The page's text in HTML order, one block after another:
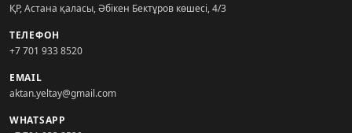
ҚР, Астана қаласы, Әбікен Бектұров көшесі, 4/3
ТЕЛЕФОН
+7 701 933 8520
EMAIL
aktan.yeltay@gmail.com
WHATSAPP